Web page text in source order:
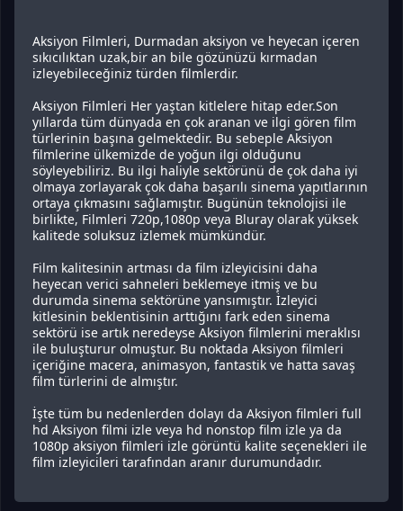
Aksiyon Filmleri, Durmadan aksiyon ve heyecan içeren
sıkıcılıktan uzak,bir an bile gözünüzü kırmadan
izleyebileceğiniz türden filmlerdir.
Aksiyon Filmleri Her yaştan kitlelere hitap eder.Son
yıllarda tüm dünyada en çok aranan ve ilgi gören film
türlerinin başına gelmektedir. Bu sebeple Aksiyon
filmlerine ülkemizde de yoğun ilgi olduğunu
söyleyebiliriz. Bu ilgi haliyle sektörünü de çok daha iyi
olmaya zorlayarak çok daha başarılı sinema yapıtlarının
ortaya çıkmasını sağlamıştır. Bugünün teknolojisi ile
birlikte, Filmleri 720p,1080p veya Bluray olarak yüksek
kalitede soluksuz izlemek mümkündür.
Film kalitesinin artması da film izleyicisini daha
heyecan verici sahneleri beklemeye itmiş ve bu
durumda sinema sektörüne yansımıştır. İzleyici
kitlesinin beklentisinin arttığını fark eden sinema
sektörü ise artık neredeyse Aksiyon filmlerini meraklısı
ile buluşturur olmuştur. Bu noktada Aksiyon filmleri
içeriğine macera, animasyon, fantastik ve hatta savaş
film türlerini de almıştır.
İşte tüm bu nedenlerden dolayı da Aksiyon filmleri full
hd Aksiyon filmi izle veya hd nonstop film izle ya da
1080p aksiyon filmleri izle görüntü kalite seçenekleri ile
film izleyicileri tarafından aranır durumundadır.